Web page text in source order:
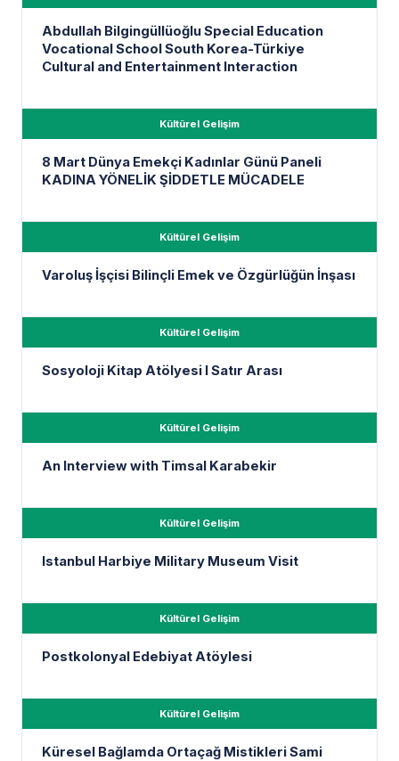
Abdullah Bilgingüllüoğlu Special Education
Vocational School South Korea-Türkiye
Cultural and Entertainment Interaction
Kültürel Gelişim
8 Mart Dünya Emekçi Kadınlar Günü Paneli
KADINA YÖNELİK ŞİDDETLE MÜCADELE
Kültürel Gelişim
Varoluş İşçisi Bilinçli Emek ve Özgürlüğün İnşası
Kültürel Gelişim
Sosyoloji Kitap Atölyesi I Satır Arası
Kültürel Gelişim
An Interview with Timsal Karabekir
Kültürel Gelişim
Istanbul Harbiye Military Museum Visit
Kültürel Gelişim
Postkolonyal Edebiyat Atöylesi
Kültürel Gelişim
Küresel Bağlamda Ortaçağ Mistikleri Sami